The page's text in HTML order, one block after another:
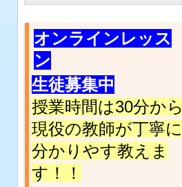
オンラインレッス
ン
生徒募集中
授業時間は30分から
現役の教師が丁寧に
分かりやす教えま
す ！！